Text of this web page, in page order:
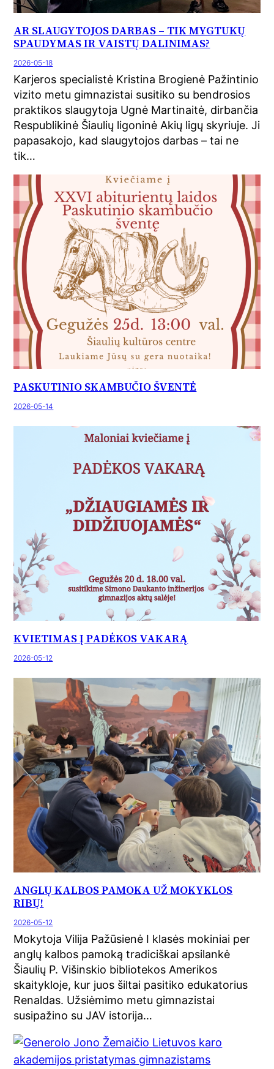
AR SLAUGYTOJOS DARBAS – TIK MYGTUKŲ
SPAUDYMAS IR VAISTŲ DALINIMAS?
2026-05-18
Karjeros specialistė Kristina Brogienė Pažintinio
vizito metu gimnazistai susitiko su bendrosios
praktikos slaugytoja Ugnė Martinaitė, dirbančia
Respublikinė Šiaulių ligoninė Akių ligų skyriuje. Ji
papasakojo, kad slaugytojos darbas – tai ne
tik…
PASKUTINIO SKAMBUČIO ŠVENTĖ
2026-05-14
KVIETIMAS Į PADĖKOS VAKARĄ
2026-05-12
ANGLŲ KALBOS PAMOKA UŽ MOKYKLOS
RIBŲ!
2026-05-12
Mokytoja Vilija Pažūsienė I klasės mokiniai per
anglų kalbos pamoką tradiciškai apsilankė
Šiaulių P. Višinskio bibliotekos Amerikos
skaitykloje, kur juos šiltai pasitiko edukatorius
Renaldas. Užsiėmimo metu gimnazistai
susipažino su JAV istorija…